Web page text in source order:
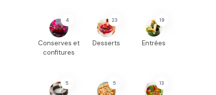
4
Conserves et
confitures
23
Desserts
19
Entrées
5 5 13